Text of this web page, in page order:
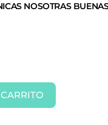
NOSOTRAS